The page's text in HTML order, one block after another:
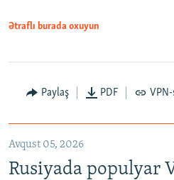
Ətraflı burada oxuyun
Paylaş PDF
Avqust 05, 2026
Rusiyada populyar